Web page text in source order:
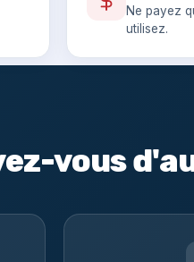
Ne payez
utilisez.
vous